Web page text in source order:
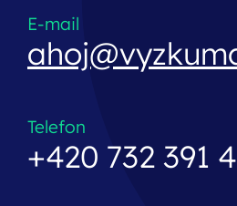
E-mail
Telefon
+420 732 391